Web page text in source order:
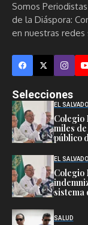
Somos
de la Diáspora:
en nuestras redes
Selecciones
EL
Colegio
miles
público
EL
Colegio
sistema
SALUD